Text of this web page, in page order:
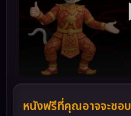
หนังฟรีที่คุณอาจจะชอบ